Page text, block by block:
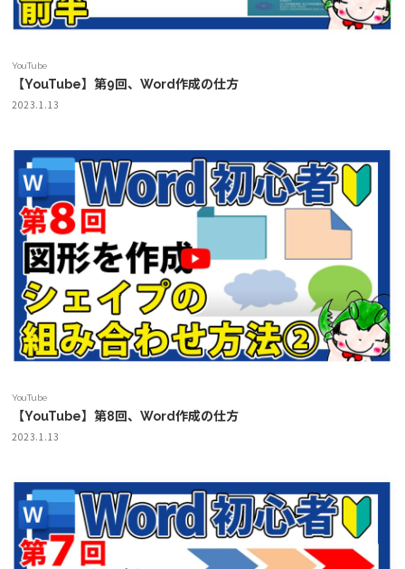
YouTube
【YouTube】第9回、Word作成の仕方
2023.1.13
YouTube
【YouTube】第8回、Word作成の仕方
2023.1.13